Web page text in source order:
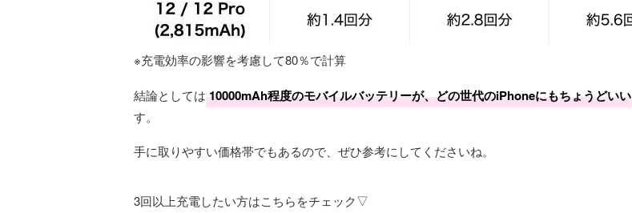
※充電効率の影響を考慮して80％で計算
結論としては 10000mAh程度のモバイルバッテリーが、どの世代のiPhoneにもちょうどいい
す。
手に取りやすい価格帯でもあるので、ぜひ参考にしてくださいね。
3回以上充電したい方はこちらをチェック▽